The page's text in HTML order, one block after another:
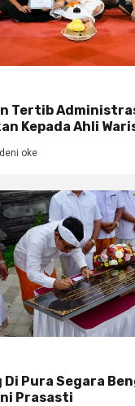
Tertib
Kepada Ahli
deni oke
Di Pura Segara
Prasasti